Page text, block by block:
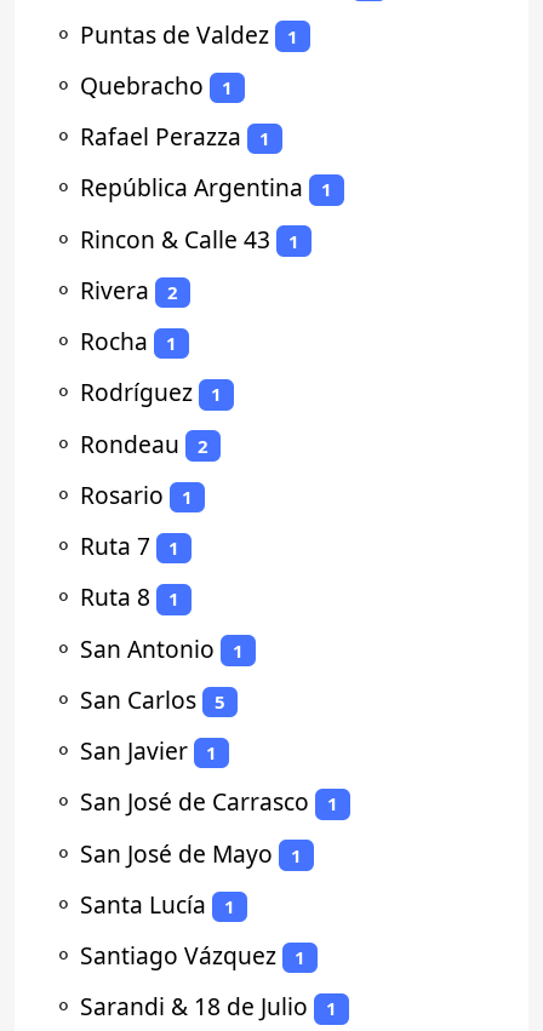
⚬ Puntas de Valdez 1
⚬ Quebracho 1
⚬ Rafael Perazza 1
⚬ República Argentina 1
⚬ Rincon & Calle 43 1
⚬ Rivera 2
⚬ Rocha 1
⚬ Rodríguez 1
⚬ Rondeau 2
⚬ Rosario 1
⚬ Ruta 7 1
⚬ Ruta 8 1
⚬ San Antonio 1
⚬ San Carlos 5
⚬ San Javier 1
⚬ San José de Carrasco 1
⚬ San José de Mayo 1
⚬ Santa Lucía 1
⚬ Santiago Vázquez 1
⚬ Sarandi & 18 de Julio 1